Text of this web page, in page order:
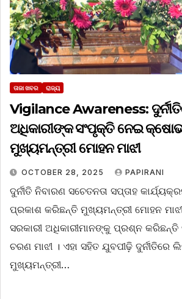
ତାଜା ଖବର ରାଜ୍ୟ
Vigilance Awareness:
ଅଧିକାରୀଙ୍କ ସଂପୃକ୍ତି ନେଇ
ମୁଖ୍ୟମନ୍ତ୍ରୀ ମୋହନ ମାଝୀ
OCTOBER 28, 2025 PAPIRANI
ଦୁର୍ନୀତି ନିବାରଣ ସଚେତନତା ସପ୍ତାହ
ପ୍ରକାଶ କରିଛନ୍ତି ମୁଖ୍ୟମନ୍ତ୍ରୀ ମୋହନ
ସରକାରୀ ଅଧିକାରୀମାନଙ୍କୁ ପ୍ରଶ୍ନ
ଚରଣ ମାଝୀ । ଏହା ସହିତ ଯୁବପୀଢ଼ି ଦୁର୍ନୀତିରେ
ମୁଖ୍ୟମନ୍ତ୍ରୀ…